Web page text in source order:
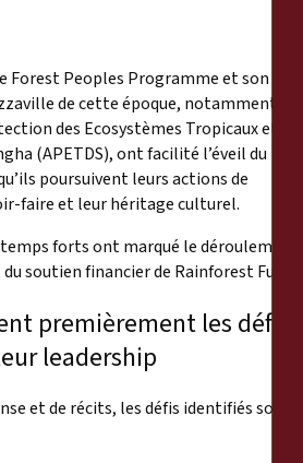
Forest Peoples Programme et son
de cette époque, notamment
des Ecosystèmes Tropicaux et le
(APETDS), ont facilité l’éveil du
poursuivent leurs actions de
faire et leur héritage culturel.
forts ont marqué le déroulement
soutien financier de Rainforest Fund.
premièrement les défis
leadership
et de récits, les défis identifiés sont